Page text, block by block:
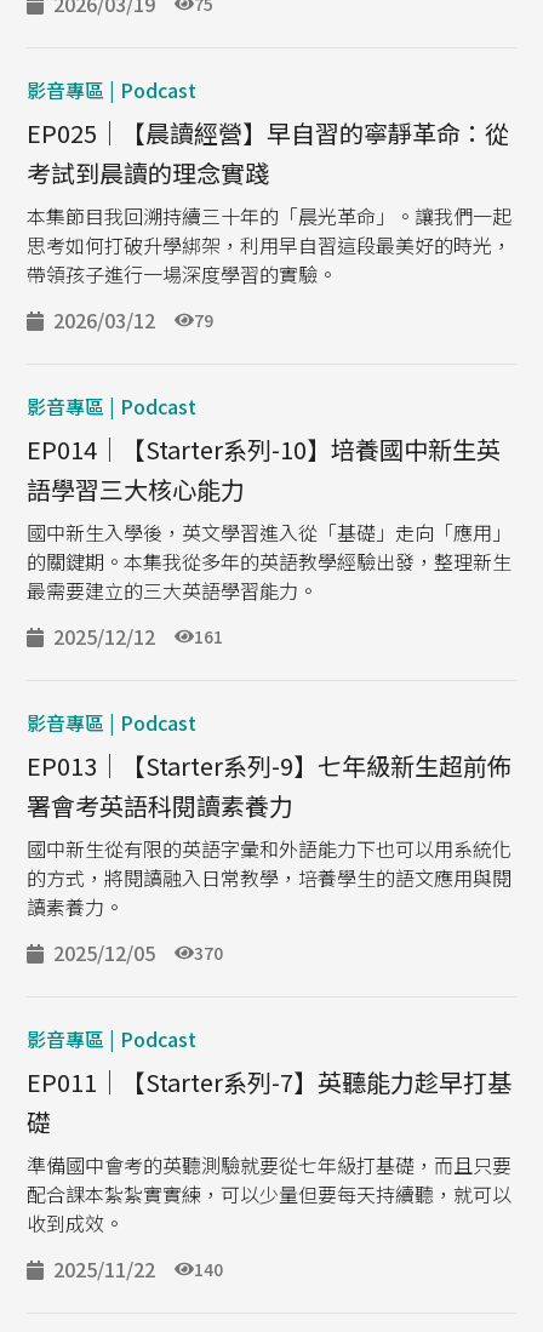
影音專區 | Podcast
EP025｜【晨讀經營】早自習的寧靜革命：從
考試到晨讀的理念實踐
本集節目我回溯持續三十年的「晨光革命」。讓我們一起
思考如何打破升學綁架，利用早自習這段最美好的時光，
帶領孩子進行一場深度學習的實驗。
2026/03/12
79
影音專區 | Podcast
EP014｜【Starter系列-10】培養國中新生英
語學習三大核心能力
國中新生入學後，英文學習進入從「基礎」走向「應用」
的關鍵期。本集我從多年的英語教學經驗出發，整理新生
最需要建立的三大英語學習能力。
2025/12/12
161
影音專區 | Podcast
EP013｜【Starter系列-9】七年級新生超前佈
署會考英語科閱讀素養力
國中新生從有限的英語字彙和外語能力下也可以用系統化
的方式，將閱讀融入日常教學，培養學生的語文應用與閱
讀素養力。
2025/12/05
370
影音專區 | Podcast
EP011｜【Starter系列-7】英聽能力趁早打基
礎
準備國中會考的英聽測驗就要從七年級打基礎，而且只要
配合課本紮紮實實練，可以少量但要每天持續聽，就可以
收到成效。
2025/11/22
140